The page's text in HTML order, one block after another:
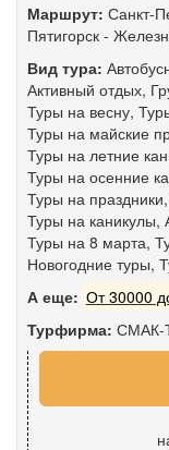
Маршрут: Санкт-
Пятигорск -
Вид тура:
Активный отдых,
Туры на весну,
Туры на майские
Туры на летние
Туры на осенние
Туры на праздники,
Туры на каникулы,
Туры на 8 марта,
Новогодние туры,
А еще: От 30000
Турфирма: СМАК-